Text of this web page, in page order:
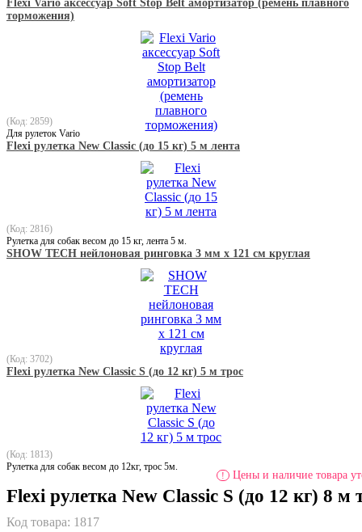
Flexi Vario аксессуар Soft Stop Belt амортизатор (ремень плавного
торможения)
(Код: 2859)
Для рулеток Vario
Flexi рулетка New Classic (до 15 кг) 5 м лента
(Код: 2816)
Рулетка для собак весом до 15 кг, лента 5 м.
SHOW TECH нейлоновая ринговка 3 мм x 121 cм круглая
(Код: 3702)
Flexi рулетка New Classic S (до 12 кг) 5 м трос
(Код: 1813)
Рулетка для собак весом до 12кг, трос 5м.
! Цены и наличие товара
Flexi рулетка New Classic S (до 12 кг) 8 м
Код товара: 1817